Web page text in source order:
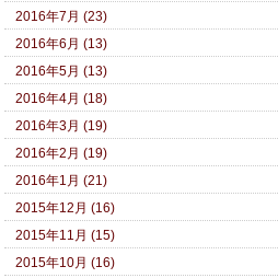
2016年7月 (23)
2016年6月 (13)
2016年5月 (13)
2016年4月 (18)
2016年3月 (19)
2016年2月 (19)
2016年1月 (21)
2015年12月 (16)
2015年11月 (15)
2015年10月 (16)